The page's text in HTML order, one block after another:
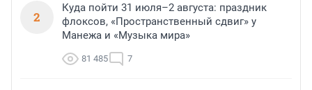
2
Куда пойти 31 июля–2 августа: праздник
флоксов, «Пространственный сдвиг» у
Манежа и «Музыка мира»
81 485 7